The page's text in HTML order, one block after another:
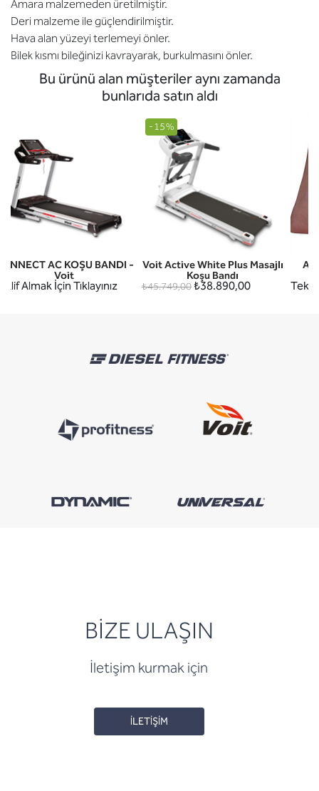
Amara malzemeden üretilmiştir.
Deri malzeme ile güçlendirilmiştir.
Hava alan yüzeyi terlemeyi önler.
Bilek kısmı bileğinizi kavrayarak, burkulmasını önler.
Bu ürünü alan müşteriler aynı zamanda
bunlarıda satın aldı
AC KOŞU BANDI -
Voit
Almak İçin Tıklayınız
-15%
Voit Active White Plus Masajlı
Koşu Bandı
₺45.749,00₺38.890,00 Teklif
BİZE ULAŞIN
İletişim kurmak için
İLETİŞİM